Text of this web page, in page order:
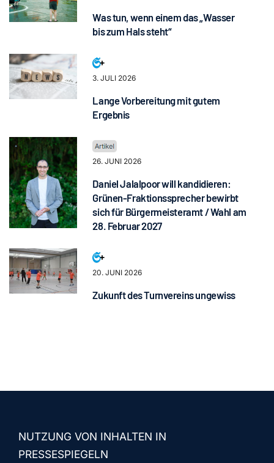
Was tun, wenn einem das „Wasser
bis zum Hals steht“
3. JULI 2026
Lange Vorbereitung mit gutem
Ergebnis
26. JUNI 2026
Daniel Jalalpoor will kandidieren:
Grünen-Fraktionssprecher bewirbt
sich für Bürgermeisteramt / Wahl am
28. Februar 2027
20. JUNI 2026
Zukunft des Turnvereins ungewiss
NUTZUNG VON INHALTEN IN
PRESSESPIEGELN